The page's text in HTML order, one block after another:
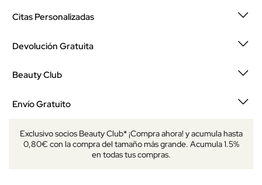
Citas Personalizadas
Devolución Gratuita
Beauty Club
Envío Gratuito
Exclusivo socios Beauty Club* ¡Compra ahora! y acumula hasta
0,80€ con la compra del tamaño más grande. Acumula 1.5%
en todas tus compras.